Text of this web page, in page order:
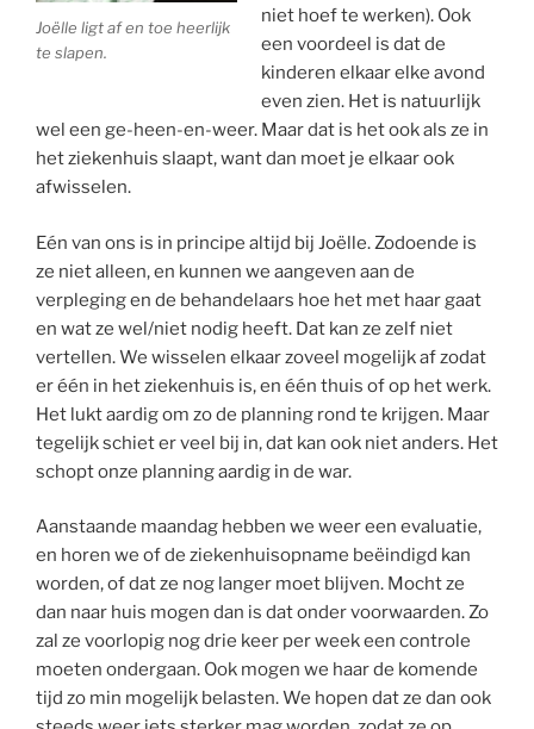
Joëlle ligt af en toe heerlijk
te slapen.
niet hoef te werken). Ook
een voordeel is dat de
kinderen elkaar elke avond
even zien. Het is natuurlijk
wel een ge-heen-en-weer. Maar dat is het ook als ze in
het ziekenhuis slaapt, want dan moet je elkaar ook
afwisselen.
Eén van ons is in principe altijd bij Joëlle. Zodoende is
ze niet alleen, en kunnen we aangeven aan de
verpleging en de behandelaars hoe het met haar gaat
en wat ze wel/niet nodig heeft. Dat kan ze zelf niet
vertellen. We wisselen elkaar zoveel mogelijk af zodat
er één in het ziekenhuis is, en één thuis of op het werk.
Het lukt aardig om zo de planning rond te krijgen. Maar
tegelijk schiet er veel bij in, dat kan ook niet anders. Het
schopt onze planning aardig in de war.
Aanstaande maandag hebben we weer een evaluatie,
en horen we of de ziekenhuisopname beëindigd kan
worden, of dat ze nog langer moet blijven. Mocht ze
dan naar huis mogen dan is dat onder voorwaarden. Zo
zal ze voorlopig nog drie keer per week een controle
moeten ondergaan. Ook mogen we haar de komende
tijd zo min mogelijk belasten. We hopen dat ze dan ook